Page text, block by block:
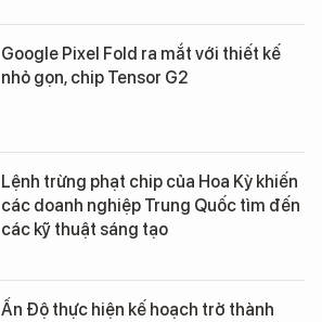
Google Pixel Fold ra mắt với thiết kế
nhỏ gọn, chip Tensor G2
Lệnh trừng phạt chip của Hoa Kỳ khiến
các doanh nghiệp Trung Quốc tìm đến
các kỹ thuật sáng tạo
Ấn Độ thực hiện kế hoạch trở thành